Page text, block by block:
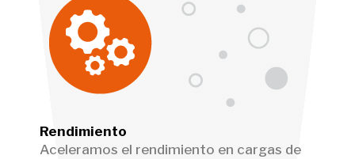
Rendimiento
Aceleramos el rendimiento en cargas de